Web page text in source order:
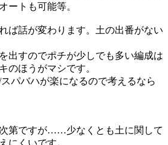
ートも可能等。
ば話が変わります。土の出番がない
出すのでポチが少しでも多い編成は
のほうがマシです。
パバハが楽になるので考えるなら
第ですが……少なくとも土に関して
にくいです。